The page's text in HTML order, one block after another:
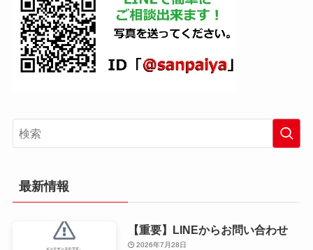
最新情報
【重要】LINEからお問い合わせ
2026年7月28日